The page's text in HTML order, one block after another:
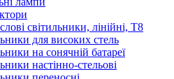
світильники, лінійні, Т8
для високих стель
на сонячній батареї
настінно-стельові